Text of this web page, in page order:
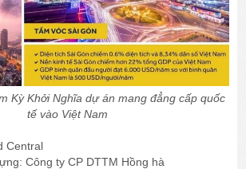
Kỳ Khởi Nghĩa dự án mang đẳng cấp quốc
tế vào Việt Nam
Central
Công ty CP DTTM Hồng hà